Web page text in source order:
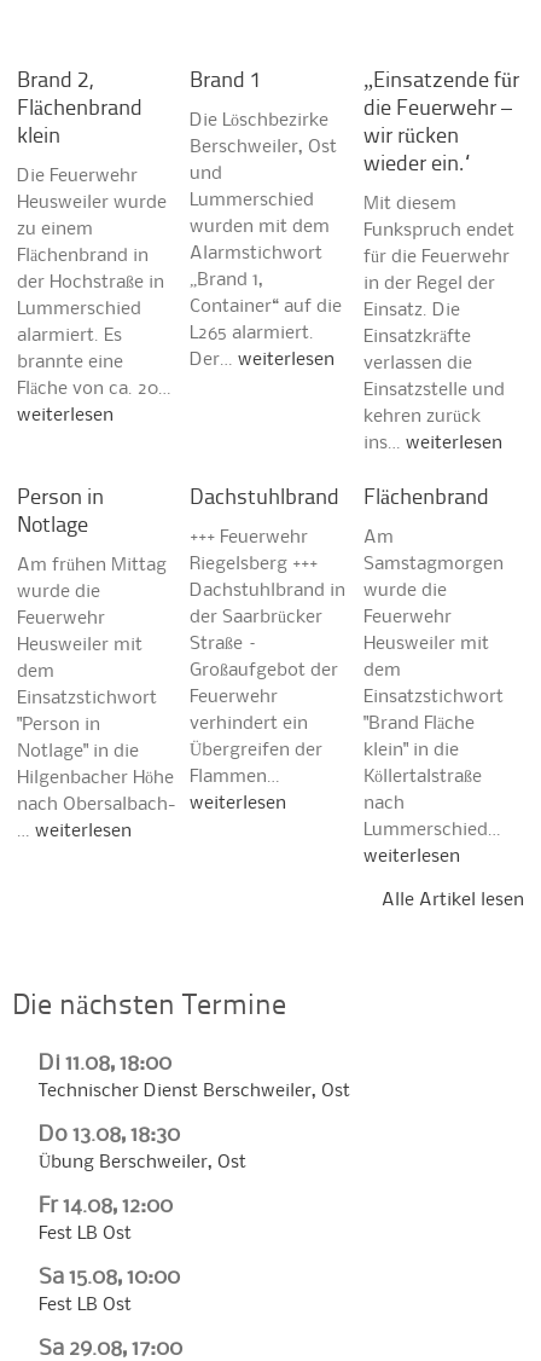
Brand 2,
Flächenbrand
klein
Die Feuerwehr
Heusweiler wurde
zu einem
Flächenbrand in
der Hochstraße in
Lummerschied
alarmiert. Es
brannte eine
Fläche von ca. 20…
weiterlesen
Brand 1
Die Löschbezirke
Berschweiler, Ost
und
Lummerschied
wurden mit dem
Alarmstichwort
„Brand 1,
Container“ auf die
L265 alarmiert.
Der…weiterlesen
„Einsatzende für
die Feuerwehr –
wir rücken
wieder ein.“
Mit diesem
Funkspruch endet
für die Feuerwehr
in der Regel der
Einsatz. Die
Einsatzkräfte
verlassen die
Einsatzstelle und
kehren zurück
ins… weiterlesen
Person in
Notlage
Am frühen Mittag
wurde die
Feuerwehr
Heusweiler mit
dem
Einsatzstichwort
"Person in
Notlage" in die
Hilgenbacher Höhe
nach Obersalbach-
…weiterlesen
Dachstuhlbrand
+++ Feuerwehr
Riegelsberg +++
Dachstuhlbrand in
der Saarbrücker
Straße –
Großaufgebot der
Feuerwehr
verhindert ein
Übergreifen der
Flammen…
weiterlesen
Flächenbrand
Am
Samstagmorgen
wurde die
Feuerwehr
Heusweiler mit
dem
Einsatzstichwort
"Brand Fläche
klein" in die
Köllertalstraße
nach
Lummerschied…
weiterlesen
Alle Artikel lesen
Die nächsten Termine
Di 11.08, 18:00
Technischer Dienst Berschweiler, Ost
Do 13.08, 18:30
Übung Berschweiler, Ost
Fr 14.08, 12:00
Fest LB Ost
Sa 15.08, 10:00
Fest LB Ost
Sa 29.08, 17:00